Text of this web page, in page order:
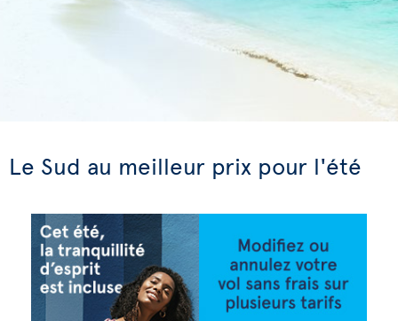
Le Sud au meilleur prix pour l'été